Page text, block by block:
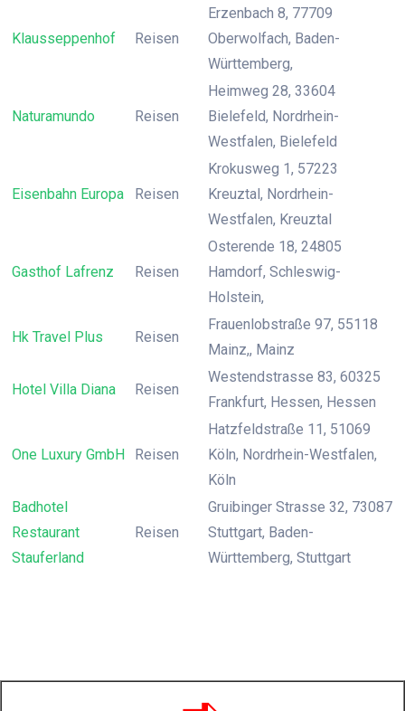
Klausseppenhof Reisen
Erzenbach 8, 77709
Oberwolfach, Baden-
Württemberg,
Naturamundo Reisen
Heimweg 28, 33604
Bielefeld, Nordrhein-
Westfalen, Bielefeld
Eisenbahn Europa Reisen
Krokusweg 1, 57223
Kreuztal, Nordrhein-
Westfalen, Kreuztal
Gasthof Lafrenz Reisen
Osterende 18, 24805
Hamdorf, Schleswig-
Holstein,
Hk Travel Plus Reisen
Frauenlobstraße 97, 55118
Mainz,, Mainz
Hotel Villa Diana Reisen
Westendstrasse 83, 60325
Frankfurt, Hessen, Hessen
One Luxury GmbH Reisen
Hatzfeldstraße 11, 51069
Köln, Nordrhein-Westfalen,
Köln
Badhotel
Restaurant
Stauferland
Reisen
Gruibinger Strasse 32, 73087
Stuttgart, Baden-
Württemberg, Stuttgart